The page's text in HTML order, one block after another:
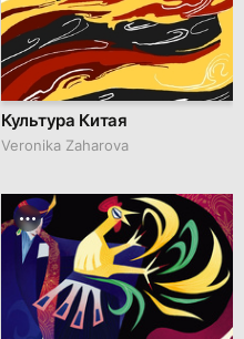
Культура Китая
Veronika Zaharova